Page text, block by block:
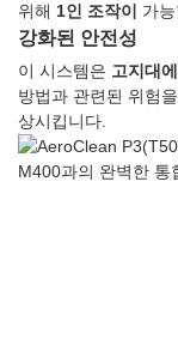
위해 1인 조작이 가
강화된 안전성
이 시스템은 고지대
방법과 관련된 위험
상시킵니다.